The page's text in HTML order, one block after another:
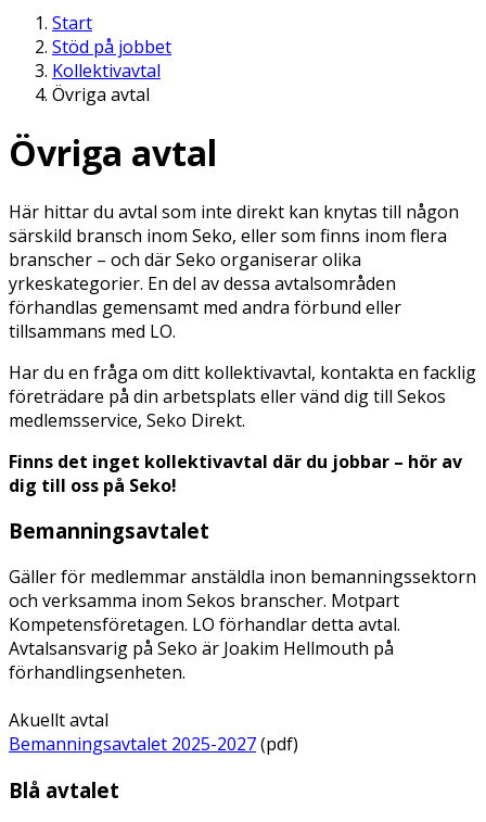
Start
Stöd på jobbet
Kollektivavtal
Övriga avtal
Övriga avtal
Här hittar du avtal som inte direkt kan knytas till någon
särskild bransch inom Seko, eller som finns inom flera
branscher – och där Seko organiserar olika
yrkeskategorier. En del av dessa avtalsområden
förhandlas gemensamt med andra förbund eller
tillsammans med LO.
Har du en fråga om ditt kollektivavtal, kontakta en facklig
företrädare på din arbetsplats eller vänd dig till Sekos
medlemsservice, Seko Direkt.
Finns det inget kollektivavtal där du jobbar – hör av
dig till oss på Seko!
Bemanningsavtalet
Gäller för medlemmar anstäldla inon bemanningssektorn
och verksamma inom Sekos branscher. Motpart
Kompetensföretagen. LO förhandlar detta avtal.
Avtalsansvarig på Seko är Joakim Hellmouth på
förhandlingsenheten.
Akuellt avtal
Bemanningsavtalet 2025-2027(pdf)
Blå avtalet